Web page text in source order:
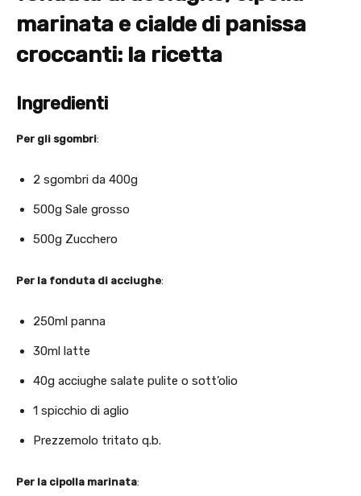
marinata e cialde di panissa
croccanti: la ricetta
Ingredienti
Per gli sgombri:
2 sgombri da 400g
500g Sale grosso
500g Zucchero
Per la fonduta di acciughe:
250ml panna
30ml latte
40g acciughe salate pulite o sott’olio
1 spicchio di aglio
Prezzemolo tritato q.b.
Per la cipolla marinata: